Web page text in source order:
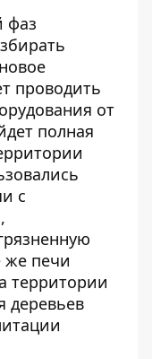
фаз
проводить
от
полная
с
же печи
территории
деревьев